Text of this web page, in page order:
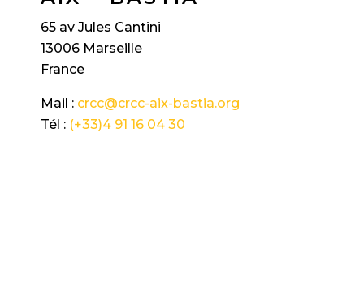
65 av Jules Cantini
13006 Marseille
France
Mail : crcc@crcc-aix-bastia.org
Tél : (+33)4 91 16 04 30